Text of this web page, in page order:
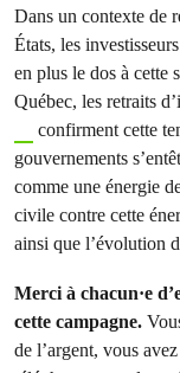
Dans un contexte de
États, les
en plus le dos à cette
Québec, les retraits
confirment cette
gouvernements
comme une énergie
civile contre cette
ainsi que l’évolution
Merci à chacun·e
cette campagne.
de l’argent, vous